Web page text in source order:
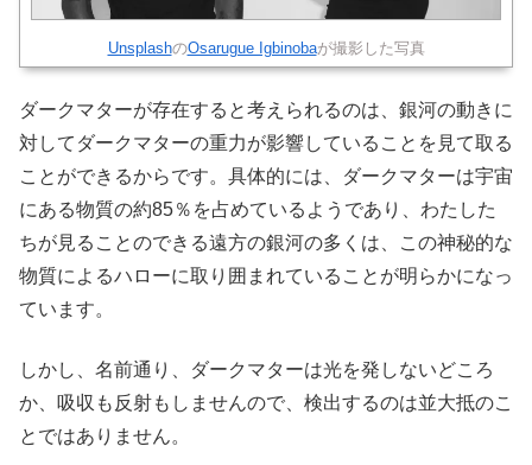
UnsplashのOsarugue Igbinobaが撮影した写真
ダークマターが存在すると考えられるのは、銀河の動きに
対してダークマターの重力が影響していることを見て取る
ことができるからです。具体的には、ダークマターは宇宙
にある物質の約85％を占めているようであり、わたした
ちが見ることのできる遠方の銀河の多くは、この神秘的な
物質によるハローに取り囲まれていることが明らかになっ
ています。
しかし、名前通り、ダークマターは光を発しないどころ
か、吸収も反射もしませんので、検出するのは並大抵のこ
とではありません。